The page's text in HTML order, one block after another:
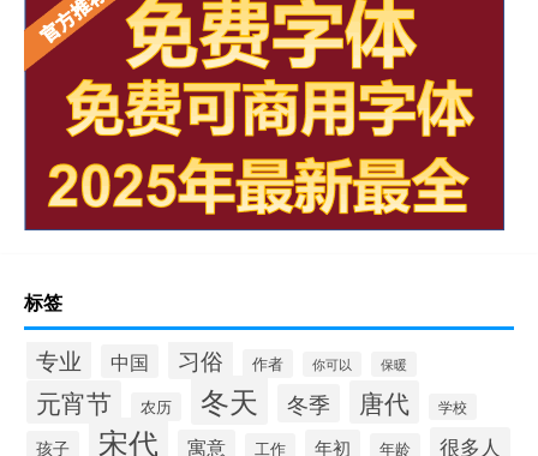
标签
专业 中国 习俗 作者 你可以 保暖
元宵节 农历 冬天 冬季 唐代 学校
孩子 宋代 寓意 工作 年初 年龄 很多人